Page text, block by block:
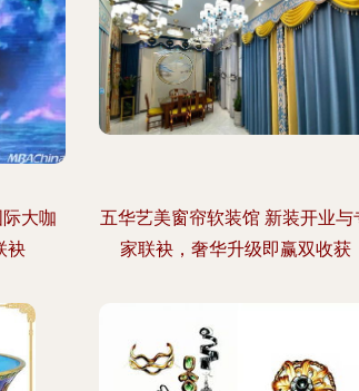
大咖
袂
五华艺美窗帘软装馆 新装开业与
家联袂，奢华升级即赢双收获